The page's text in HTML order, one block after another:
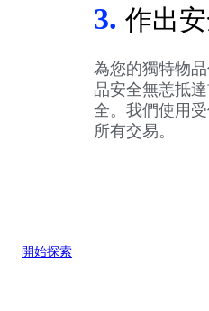
3. 作出
為您的獨特物
品安全無恙抵
全。我們使用
所有交易。
開始探索